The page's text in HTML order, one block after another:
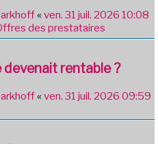
« ven. 31 juil. 2026 10:08
des prestataires
rentable ?
« ven. 31 juil. 2026 09:59